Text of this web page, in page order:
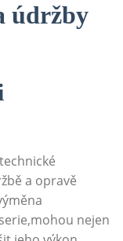
údržby
a opravě
nejen